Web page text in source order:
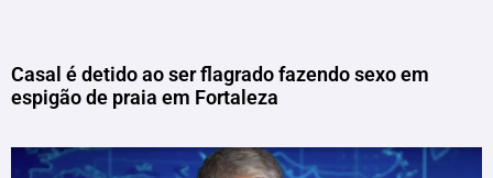
Casal é detido ao ser flagrado fazendo sexo em
espigão de praia em Fortaleza